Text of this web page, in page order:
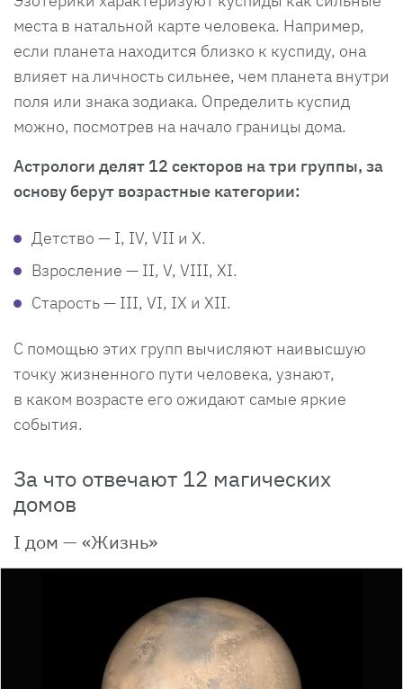
места в натальной карте человека. Например,
если планета находится близко к куспиду, она
влияет на личность сильнее, чем планета внутри
поля или знака зодиака. Определить куспид
можно, посмотрев на начало границы дома.
Астрологи делят 12 секторов на три группы, за
основу берут возрастные категории:
Детство — I, IV, VII и X.
Взросление — II, V, VIII, XI.
Старость — III, VI, IX и XII.
С помощью этих групп вычисляют наивысшую
точку жизненного пути человека, узнают,
в каком возрасте его ожидают самые яркие
события.
За что отвечают 12 магических
домов
I дом — «Жизнь»